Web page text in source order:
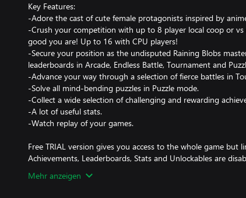
Key Features:
-Adore the cast of cute female protagonists inspired by
-Crush your competition with up to 8 player local coop or
good you are! Up to 16 with CPU players!
-Secure your position as the undisputed Raining Blobs
leaderboards in Arcade, Endless Battle, Tournament and
-Advance your way through a selection of fierce battles in
-Solve all mind-bending puzzles in Puzzle mode.
-Collect a wide selection of challenging and rewarding
-A lot of useful stats.
-Watch replay of your games.
Free TRIAL version gives you access to the whole game but
Achievements, Leaderboards, Stats and Unlockables are
Mehr anzeigen